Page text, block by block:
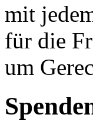
mit
für die
um